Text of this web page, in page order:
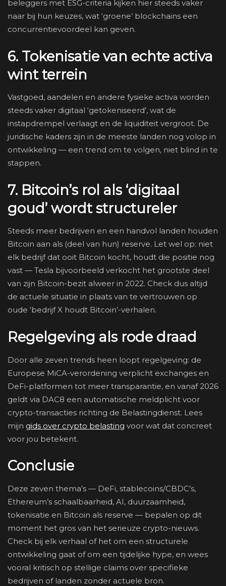
beleggers met ESG-criteria kijken hier steeds vaker
naar bij hun keuzes, wat ‘groene’ blockchains een
concurrentievoordeel kan geven.
6. Tokenisatie van echte activa
wint terrein
Vastgoed, aandelen en andere fysieke activa worden
steeds vaker digitaal ‘getokeniseerd’, wat de
instapdrempel verlaagt en de liquiditeit vergroot. De
juridische kaders zijn in de meeste landen nog volop in
ontwikkeling — een trend om te volgen, niet blind in te
stappen.
7. Bitcoin’s rol als ‘digitaal
goud’ wordt structureler
Steeds meer bedrijven en een handvol landen houden
Bitcoin aan als (deel van hun) reserve. Let wel op: niet
elk bedrijf dat ooit Bitcoin kocht, houdt die positie nog
vast — Tesla bijvoorbeeld verkocht het grootste deel
van zijn Bitcoin-bezit alweer in 2022. Check dus altijd
de actuele situatie in plaats van te vertrouwen op
oude ‘bedrijf X houdt Bitcoin’-verhalen.
Regelgeving als rode draad
Door alle zeven trends heen loopt regelgeving: de
Europese MiCA-verordening verplicht exchanges en
DeFi-platformen tot meer transparantie, en vanaf 2026
geldt via DAC8 een automatische meldplicht voor
crypto-transacties richting de Belastingdienst. Lees
mijn gids over crypto belasting voor wat dat concreet
voor jou betekent.
Conclusie
Deze zeven thema’s — DeFi, stablecoins/CBDC’s,
Ethereum’s schaalbaarheid, AI, duurzaamheid,
tokenisatie en Bitcoin als reserve — bepalen op dit
moment het gros van het serieuze crypto-nieuws.
Check bij elk verhaal of het om een structurele
ontwikkeling gaat of om een tijdelijke hype, en wees
vooral kritisch op stellige claims over specifieke
bedrijven of landen zonder actuele bron.